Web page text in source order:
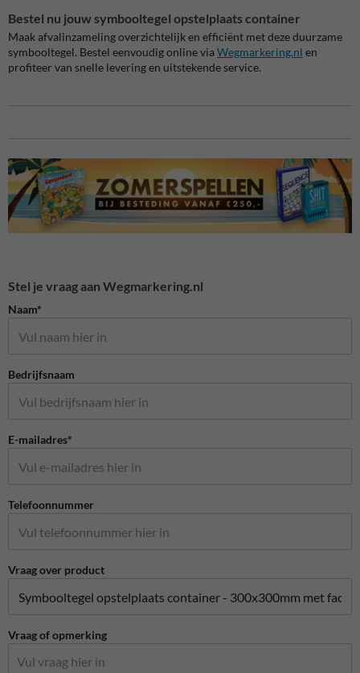
Bestel nu jouw symbooltegel opstelplaats container
Maak afvalinzameling overzichtelijk en efficiënt met deze duurzame
symbooltegel. Bestel eenvoudig online via Wegmarkering.nl en
profiteer van snelle levering en uitstekende service.
Stel je vraag aan Wegmarkering.nl
Naam*
Bedrijfsnaam
E-mailadres*
Telefoonnummer
Vraag over product
Vraag of opmerking